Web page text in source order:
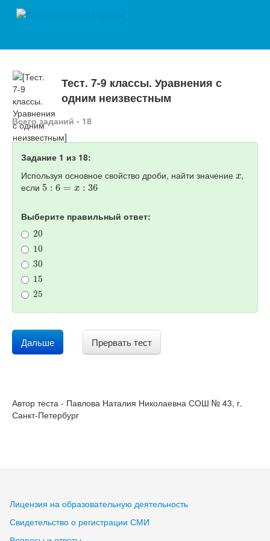
Тест. 7-9 классы. Уравнения с
одним неизвестным
Всего заданий - 18
Задание 1 из 18:
Используя основное свойство дроби, найти значение
,
если 5:6= x:36
Выберите правильный ответ:
Дальше Прервать тест
Автор теста - Павлова Наталия Николаевна СОШ № 43, г.
Санкт-Петербург
Лицензия на образовательную деятельность
Свидетельство о регистрации СМИ